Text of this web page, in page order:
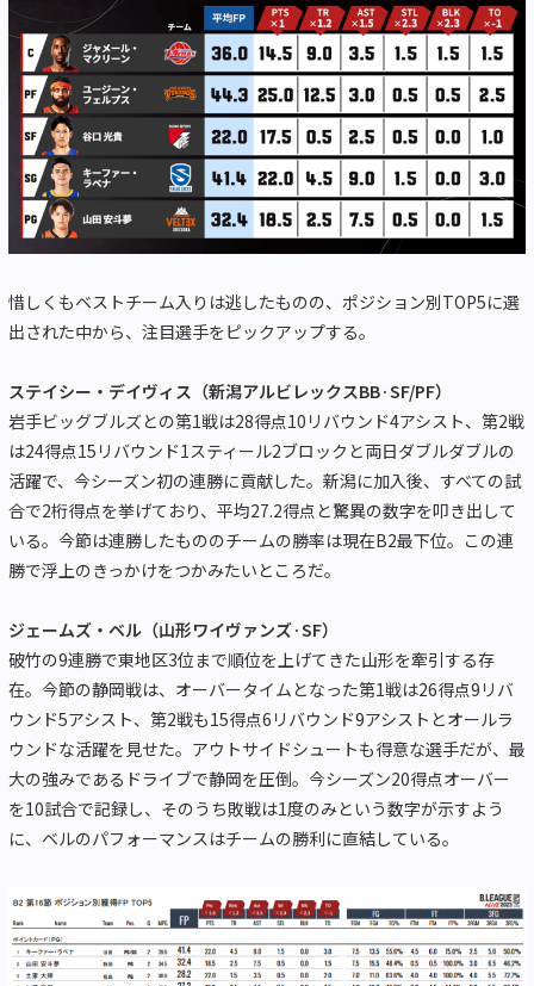
惜しくもベストチーム入りは逃したものの、ポジション別TOP5に選
出された中から、注目選手をピックアップする。
ステイシー・デイヴィス（新潟アルビレックスBB·SF/PF）
岩手ビッグブルズとの第1戦は28得点10リバウンド4アシスト、第2戦
は24得点15リバウンド1スティール2ブロックと両日ダブルダブルの
活躍で、今シーズン初の連勝に貢献した。新潟に加入後、すべての試
合で2桁得点を挙げており、平均27.2得点と驚異の数字を叩き出して
いる。今節は連勝したもののチームの勝率は現在B2最下位。この連
勝で浮上のきっかけをつかみたいところだ。
ジェームズ・ベル（山形ワイヴァンズ·SF）
破竹の9連勝で東地区3位まで順位を上げてきた山形を牽引する存
在。今節の静岡戦は、オーバータイムとなった第1戦は26得点9リバ
ウンド5アシスト、第2戦も15得点6リバウンド9アシストとオールラ
ウンドな活躍を見せた。アウトサイドシュートも得意な選手だが、最
大の強みであるドライブで静岡を圧倒。今シーズン20得点オーバー
を10試合で記録し、そのうち敗戦は1度のみという数字が示すよう
に、ベルのパフォーマンスはチームの勝利に直結している。